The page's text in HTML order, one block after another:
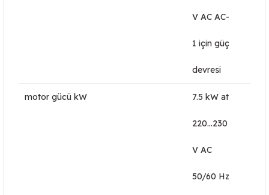
V AC AC-
1 için güç
devresi
motor gücü kW 7.5 kW at
220...230
V AC
50/60 Hz